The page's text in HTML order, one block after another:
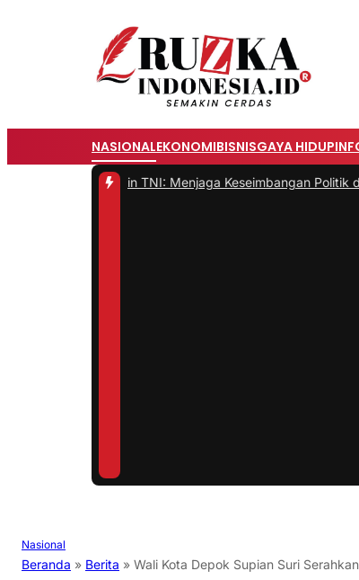
NASIONALEKONOMIBISNISGAYA HIDUP
TNI: Menjaga Keseimbangan Politik dan
Nasional
Beranda » Berita » Wali Kota Depok Supian Suri